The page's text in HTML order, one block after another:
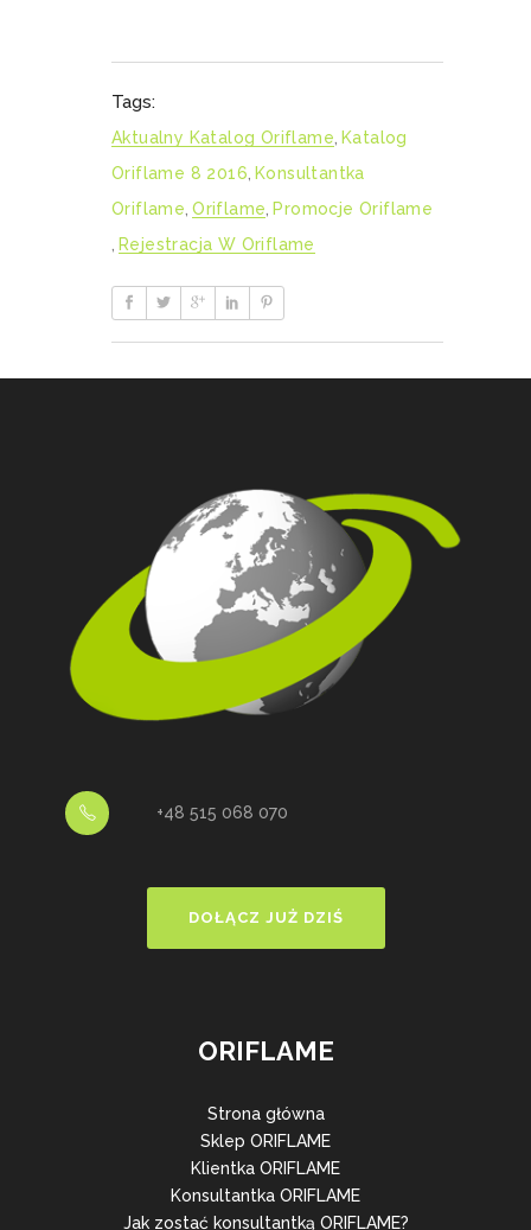
Tags:
Aktualny Katalog Oriflame, Katalog
Oriflame 8 2016, Konsultantka
Oriflame, Oriflame, Promocje Oriflame
, Rejestracja W Oriflame
+48 515 068 070
DOŁĄCZ JUŻ DZIŚ
ORIFLAME
Strona główna
Sklep ORIFLAME
Klientka ORIFLAME
Konsultantka ORIFLAME
Jak zostać konsultantką ORIFLAME?